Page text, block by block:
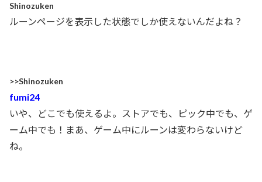
Shinozuken
ルーンページを表示した状態でしか使えないんだよね？
>>Shinozuken
fumi24
いや、どこでも使えるよ。ストアでも、ピック中でも、ゲ
ーム中でも！まあ、ゲーム中にルーンは変わらないけど
ね。